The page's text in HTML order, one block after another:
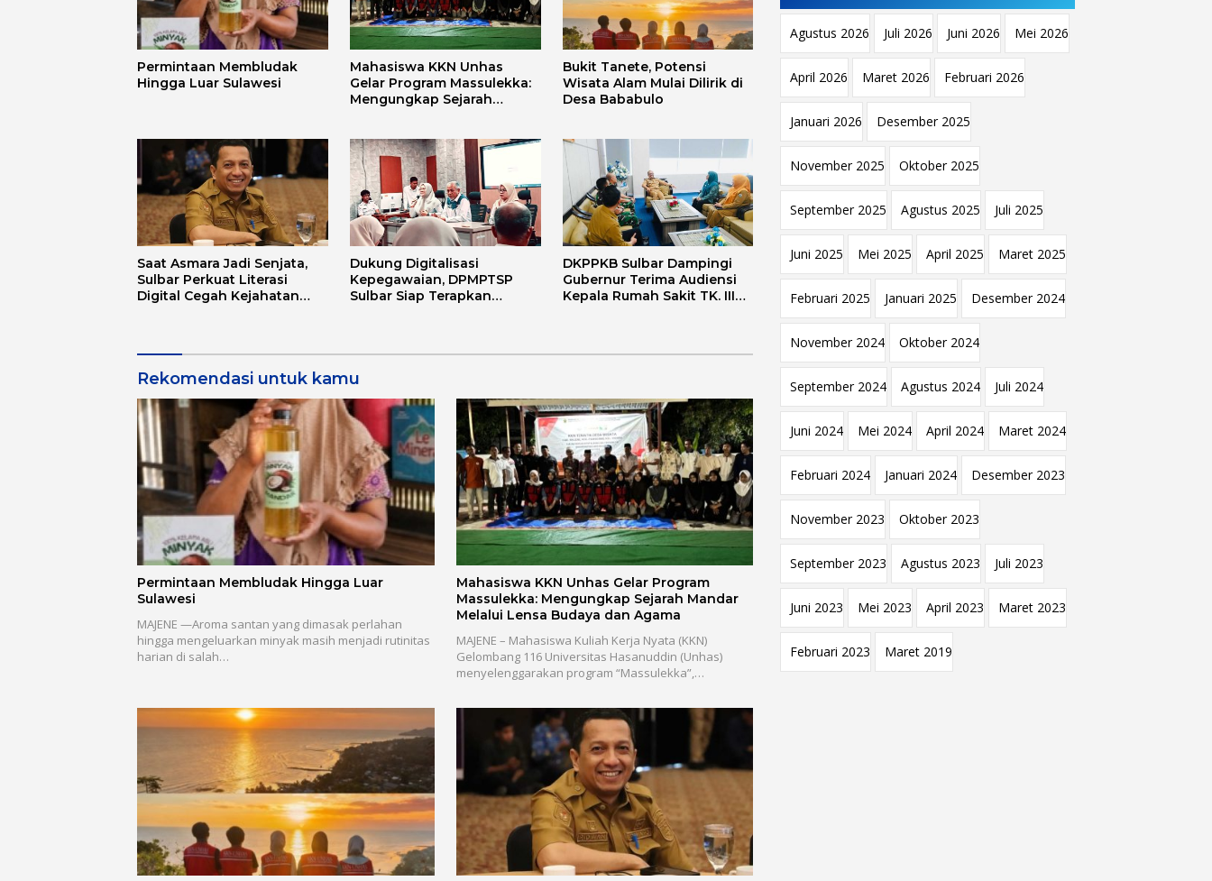
Permintaan Membludak
Hingga Luar Sulawesi
Mahasiswa KKN Unhas
Gelar Program Massulekka:
Mengungkap Sejarah
Bukit Tanete, Potensi
Wisata Alam Mulai Dilirik di
Desa Bababulo
Saat Asmara Jadi Senjata,
Sulbar Perkuat Literasi
Digital Cegah Kejahatan
Dukung Digitalisasi
Kepegawaian, DPMPTSP
Sulbar Siap Terapkan
DKPPKB Sulbar Dampingi
Gubernur Terima Audiensi
Kepala Rumah Sakit TK. III
Rekomendasi untuk kamu
Permintaan Membludak Hingga Luar
Sulawesi
MAJENE —Aroma santan yang dimasak perlahan
hingga mengeluarkan minyak masih menjadi rutinitas
harian di salah…
Mahasiswa KKN Unhas Gelar Program
Massulekka: Mengungkap Sejarah Mandar
Melalui Lensa Budaya dan Agama
MAJENE – Mahasiswa Kuliah Kerja Nyata (KKN)
Gelombang 116 Universitas Hasanuddin (Unhas)
menyelenggarakan program “Massulekka”,…
Agustus 2026 Juli 2026 Juni 2026 Mei 2026
April 2026 Maret 2026 Februari 2026
Januari 2026 Desember 2025
November 2025 Oktober 2025
September 2025 Agustus 2025 Juli 2025
Juni 2025 Mei 2025 April 2025 Maret 2025
Februari 2025 Januari 2025 Desember 2024
November 2024 Oktober 2024
September 2024 Agustus 2024 Juli 2024
Juni 2024 Mei 2024 April 2024 Maret 2024
Februari 2024 Januari 2024 Desember 2023
November 2023 Oktober 2023
September 2023 Agustus 2023 Juli 2023
Juni 2023 Mei 2023 April 2023 Maret 2023
Februari 2023 Maret 2019